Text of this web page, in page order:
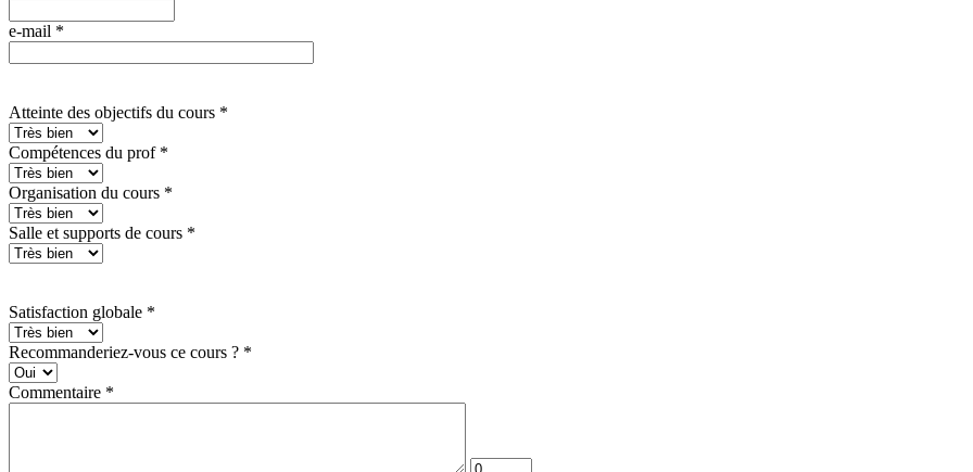
e-mail *
Atteinte des objectifs du cours *
Compétences du prof *
Organisation du cours *
Salle et supports de cours *
Satisfaction globale *
Recommanderiez-vous ce cours ? *
Commentaire *